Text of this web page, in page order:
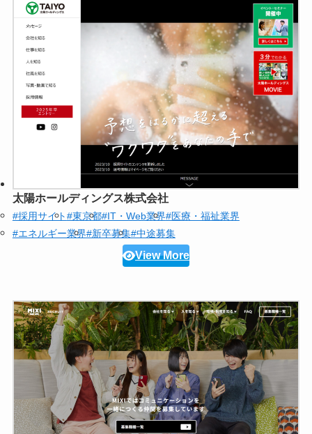
太陽ホールディングス株式会社
#採用サイト#東京都#IT・Web業界#医療・福祉業界
#エネルギー業界#新卒募集#中途募集
View More